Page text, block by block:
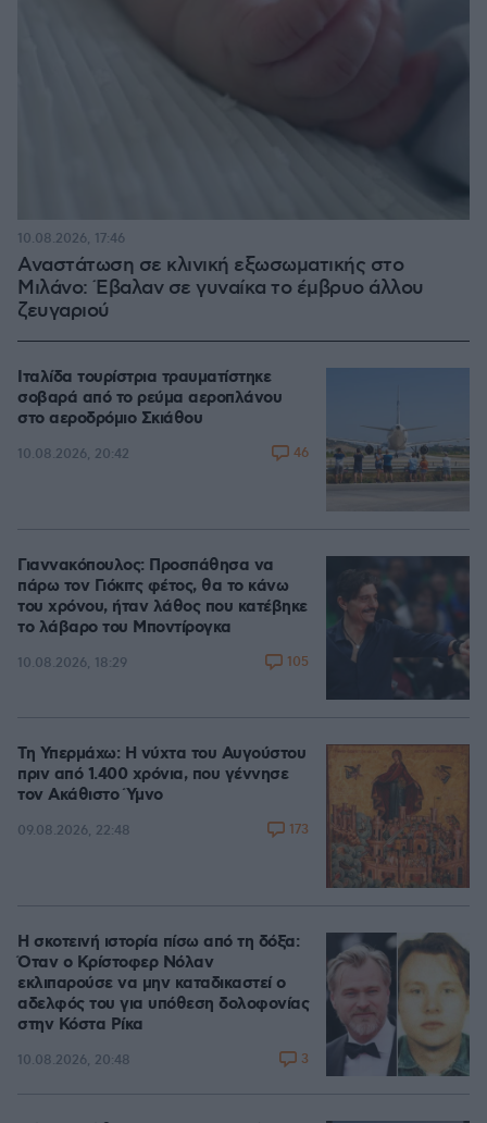
Αναστάτωση σε κλινική εξωσωματικής στο
Μιλάνο: Έβαλαν σε γυναίκα το έμβρυο άλλου
ζευγαριού
10.08.2026, 17:46
Ιταλίδα τουρίστρια τραυματίστηκε
σοβαρά από το ρεύμα αεροπλάνου
στο αεροδρόμιο Σκιάθου
10.08.2026, 20:42 46
Γιαννακόπουλος: Προσπάθησα να
πάρω τον Γιόκιτς φέτος, θα το κάνω
του χρόνου, ήταν λάθος που κατέβηκε
το λάβαρο του Μποντίρογκα
10.08.2026, 18:29 105
Τη Υπερμάχω: Η νύχτα του Αυγούστου
πριν από 1.400 χρόνια, που γέννησε
τον Ακάθιστο Ύμνο
09.08.2026, 22:48 173
Η σκοτεινή ιστορία πίσω από τη δόξα:
Όταν ο Κρίστοφερ Νόλαν
εκλιπαρούσε να μην καταδικαστεί ο
αδελφός του για υπόθεση δολοφονίας
στην Κόστα Ρίκα
10.08.2026, 20:48 3